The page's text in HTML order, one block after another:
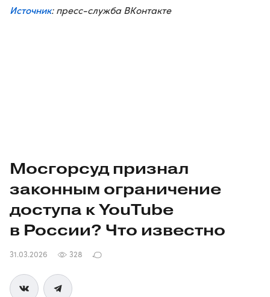
Источник: пресс-служба ВКонтакте
Мосгорсуд признал
законным ограничение
доступа к YouTube
в России? Что известно
31.03.2026 328